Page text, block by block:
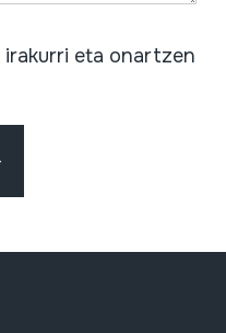
irakurri eta onartzen